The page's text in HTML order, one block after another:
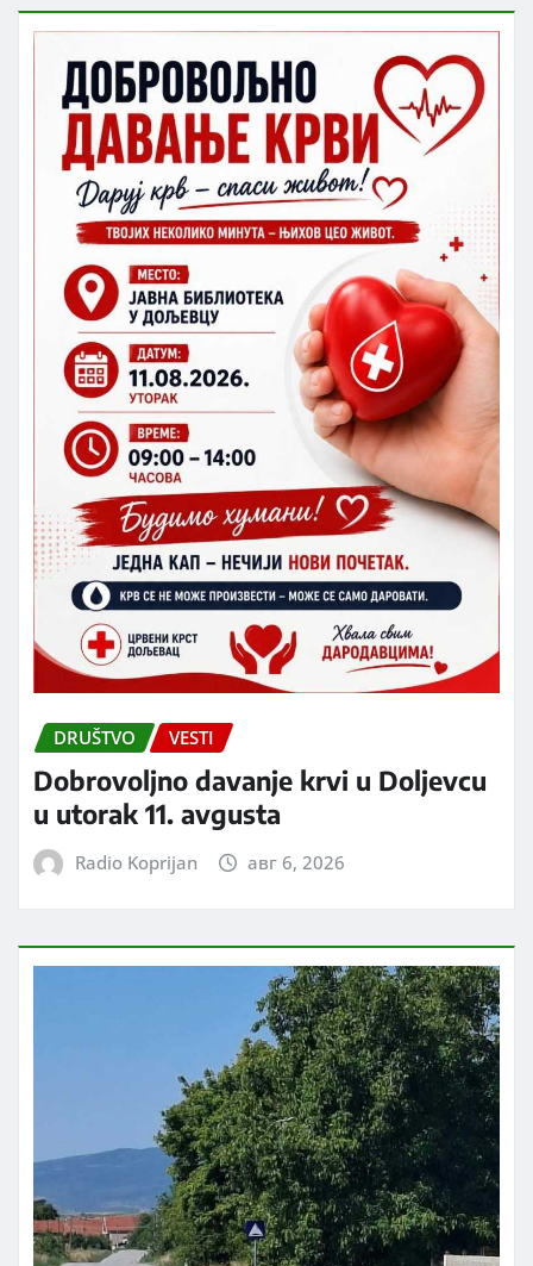
DRUŠTVO VESTI
Dobrovoljno davanje krvi u Doljevcu
u utorak 11. avgusta
Radio Koprijan авг 6, 2026